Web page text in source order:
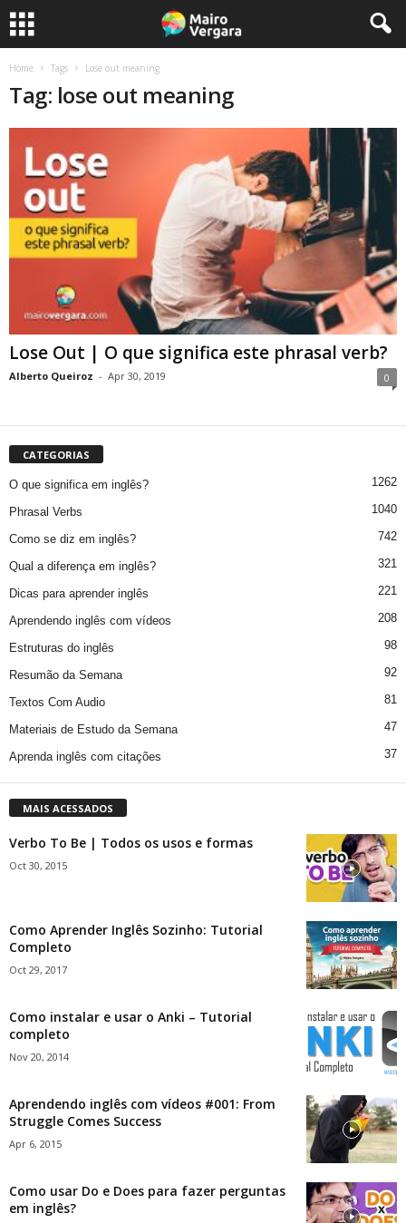
Home Tags Lose out meaning
Tag: lose out meaning
Lose Out | O que significa este phrasal verb?
Alberto Queiroz - Apr 30, 2019 0
CATEGORIAS
O que significa em inglês? 1262
Phrasal Verbs 1040
Como se diz em inglês? 742
Qual a diferença em inglês? 321
Dicas para aprender inglês 221
Aprendendo inglês com vídeos 208
Estruturas do inglês 98
Resumão da Semana 92
Textos Com Audio 81
Materiais de Estudo da Semana 47
Aprenda inglês com citações 37
MAIS ACESSADOS
Verbo To Be | Todos os usos e formas
Oct 30, 2015
Como Aprender Inglês Sozinho: Tutorial
Completo
Oct 29, 2017
Como instalar e usar o Anki – Tutorial
completo
Nov 20, 2014
Aprendendo inglês com vídeos #001: From
Struggle Comes Success
Apr 6, 2015
Como usar Do e Does para fazer perguntas
em inglês?